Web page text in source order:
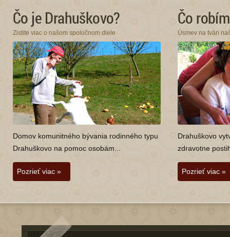
Čo je Drahuškovo?
Zistite viac o našom spoločnom diele
Domov komunitného bývania rodinného typu
Drahuškovo na pomoc osobám...
Pozrieť viac »
Čo
Úsmev na tvári
Drahuškovo
zdravotne
Pozrieť viac »